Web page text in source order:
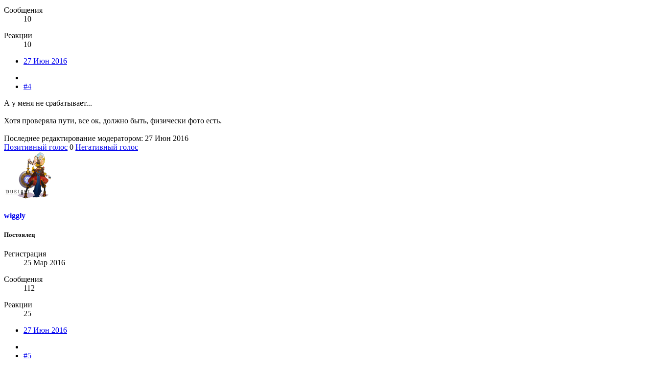
Сообщения
10
Реакции
10
27 Июн 2016
#4
А у меня не срабатывает...
Хотя проверяла пути, все ок, должно быть, физически фото есть.
Последнее редактирование модератором: 27 Июн 2016
Позитивный голос 0 Негативный голос
wiggly
Постоялец
Регистрация
25 Мар 2016
Сообщения
112
Реакции
25
27 Июн 2016
#5